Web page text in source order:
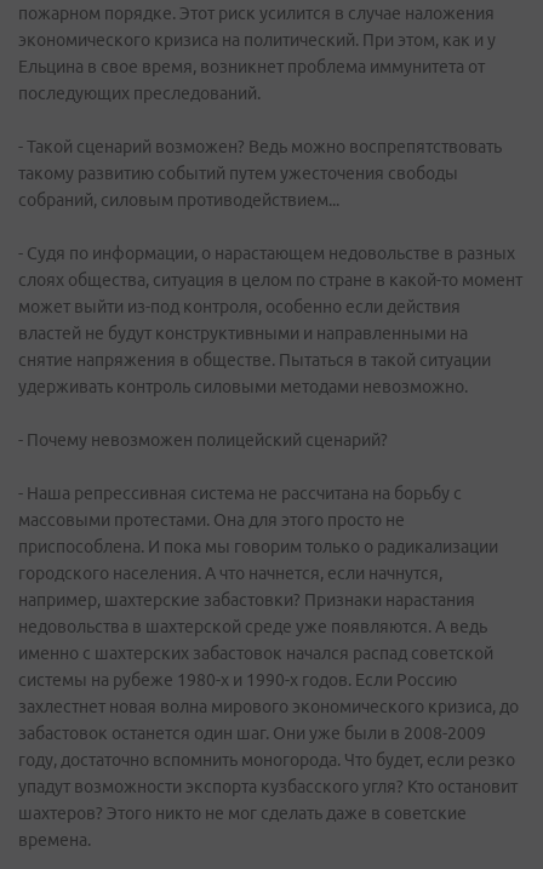
пожарном порядке. Этот риск усилится в случае наложения
экономического кризиса на политический. При этом, как и у
Ельцина в свое время, возникнет проблема иммунитета от
последующих преследований.
- Такой сценарий возможен? Ведь можно воспрепятствовать
такому развитию событий путем ужесточения свободы
собраний, силовым противодействием...
- Судя по информации, о нарастающем недовольстве в разных
слоях общества, ситуация в целом по стране в какой-то момент
может выйти из-под контроля, особенно если действия
властей не будут конструктивными и направленными на
снятие напряжения в обществе. Пытаться в такой ситуации
удерживать контроль силовыми методами невозможно.
- Почему невозможен полицейский сценарий?
- Наша репрессивная система не рассчитана на борьбу с
массовыми протестами. Она для этого просто не
приспособлена. И пока мы говорим только о радикализации
городского населения. А что начнется, если начнутся,
например, шахтерские забастовки? Признаки нарастания
недовольства в шахтерской среде уже появляются. А ведь
именно с шахтерских забастовок начался распад советской
системы на рубеже 1980-х и 1990-х годов. Если Россию
захлестнет новая волна мирового экономического кризиса, до
забастовок останется один шаг. Они уже были в 2008-2009
году, достаточно вспомнить моногорода. Что будет, если резко
упадут возможности экспорта кузбасского угля? Кто остановит
шахтеров? Этого никто не мог сделать даже в советские
времена.